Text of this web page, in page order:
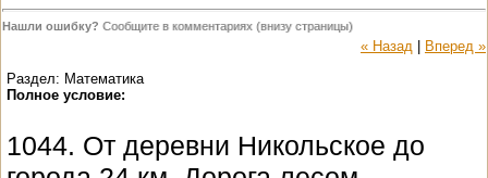
Нашли ошибку? Сообщите в комментариях (внизу страницы)
« Назад
Вперед »
Раздел: Математика
Полное условие:
1044. От деревни Никольское до